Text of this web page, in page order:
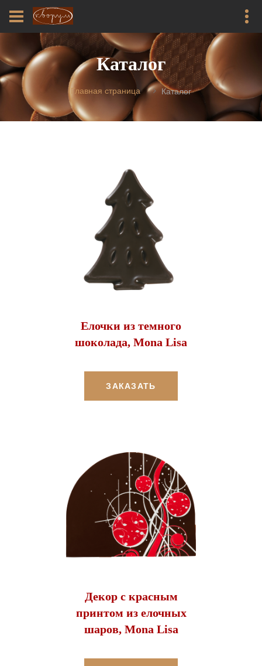
Каталог
Главная страница Каталог
Елочки из темного
шоколада, Mona Lisa
ЗАКАЗАТЬ
Декор с красным
принтом из елочных
шаров, Mona Lisa